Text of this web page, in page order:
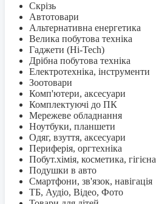
Скрізь
Автотовари
Альтернативна енергетика
Велика побутова техніка
Гаджети (Hi-Tech)
Дрібна побутова техніка
Електротехніка, інструменти
Зоотовари
Комп'ютери, аксесуари
Комплектуючі до ПК
Мережеве обладнання
Ноутбуки, планшети
Одяг, взуття, аксесуари
Периферія, оргтехніка
Побут.хімія, косметика, гігієна
Подушки в авто
Смартфони, зв'язок, навігація
ТБ, Аудіо, Відео, Фото